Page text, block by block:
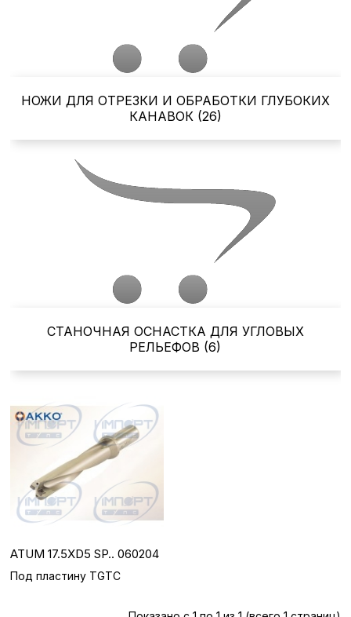
НОЖИ ДЛЯ ОТРЕЗКИ И ОБРАБОТКИ ГЛУБОКИХ
КАНАВОК (26)
СТАНОЧНАЯ ОСНАСТКА ДЛЯ УГЛОВЫХ
РЕЛЬЕФОВ (6)
ATUM 17.5XD5 SP.. 060204
Под пластину TGTC